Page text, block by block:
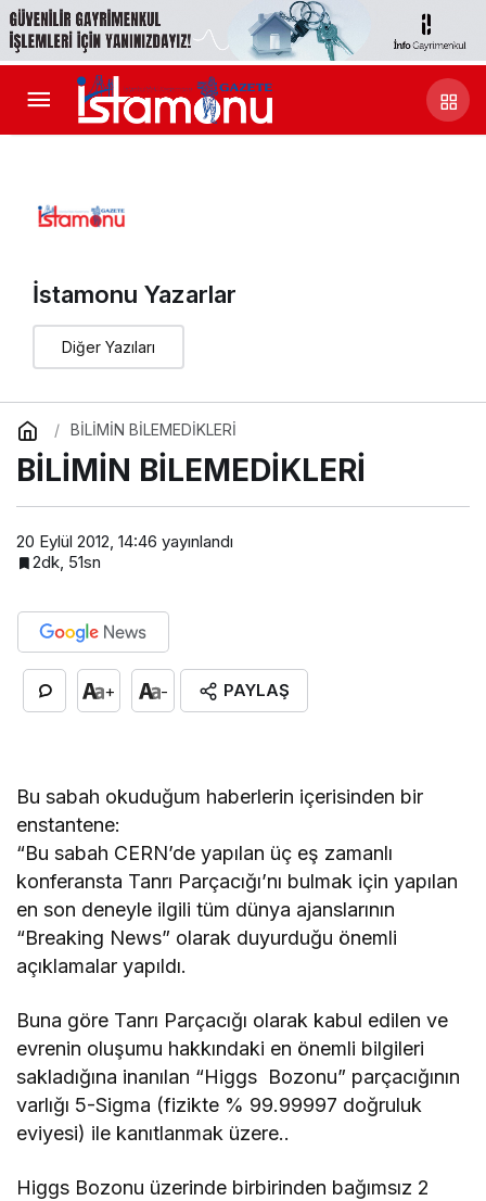
İstamonu Yazarlar
Diğer Yazıları
BİLİMİN BİLEMEDİKLERİ
BİLİMİN BİLEMEDİKLERİ
20 Eylül 2012, 14:46 yayınlandı
2dk, 51sn
+ - PAYLAŞ
Bu sabah okuduğum haberlerin içerisinden bir
enstantene:
“Bu sabah CERN’de yapılan üç eş zamanlı
konferansta Tanrı Parçacığı’nı bulmak için yapılan
en son deneyle ilgili tüm dünya ajanslarının
“Breaking News” olarak duyurduğu önemli
açıklamalar yapıldı.
Buna göre Tanrı Parçacığı olarak kabul edilen ve
evrenin oluşumu hakkındaki en önemli bilgileri
sakladığına inanılan “Higgs Bozonu” parçacığının
varlığı 5-Sigma (fizikte % 99.99997 doğruluk
eviyesi) ile kanıtlanmak üzere..
Higgs Bozonu üzerinde birbirinden bağımsız 2